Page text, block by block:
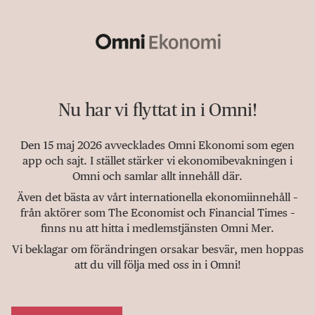
Nu har vi flyttat in i Omni!
Den 15 maj 2026 avvecklades Omni Ekonomi som egen
app och sajt. I stället stärker vi ekonomibevakningen i
Omni och samlar allt innehåll där.
Även det bästa av vårt internationella ekonomiinnehåll –
från aktörer som The Economist och Financial Times –
finns nu att hitta i medlemstjänsten Omni Mer.
Vi beklagar om förändringen orsakar besvär, men hoppas
att du vill följa med oss in i Omni!